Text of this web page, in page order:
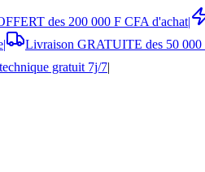
des 200 000 F CFA d'achat|
| Livraison GRATUITE des 50 000
gratuit 7j/7|